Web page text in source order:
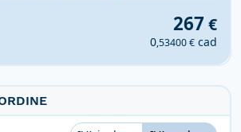
267 €
0,53400 € cad